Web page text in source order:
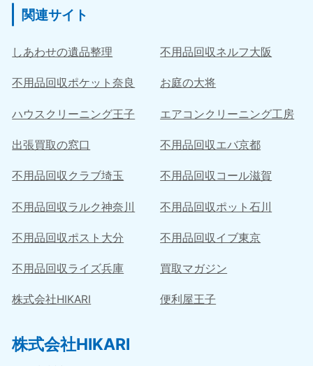
関連サイト
しあわせの遺品整理 不用品回収ネルフ大阪
不用品回収ポケット奈良 お庭の大将
ハウスクリーニング王子 エアコンクリーニング工房
出張買取の窓口 不用品回収エバ京都
不用品回収クラブ埼玉 不用品回収コール滋賀
不用品回収ラルク神奈川 不用品回収ポット石川
不用品回収ポスト大分 不用品回収イブ東京
不用品回収ライズ兵庫 買取マガジン
株式会社HIKARI 便利屋王子
株式会社HIKARI